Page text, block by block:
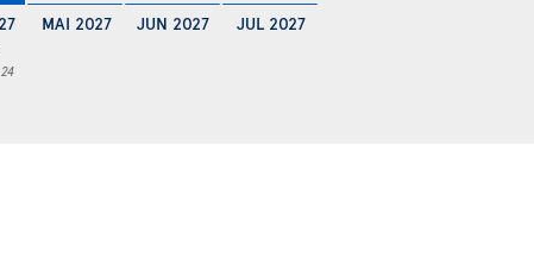
MAI 2027 JUN 2027 JUL 2027